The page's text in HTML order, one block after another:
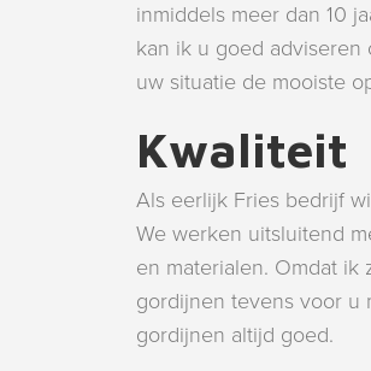
inmiddels meer dan 10
kan ik u goed adviseren
uw situatie de mooiste
Kwaliteit
Als eerlijk Fries bedrijf
We werken uitsluitend
en materialen. Omdat ik
gordijnen tevens voor u
gordijnen altijd goed.